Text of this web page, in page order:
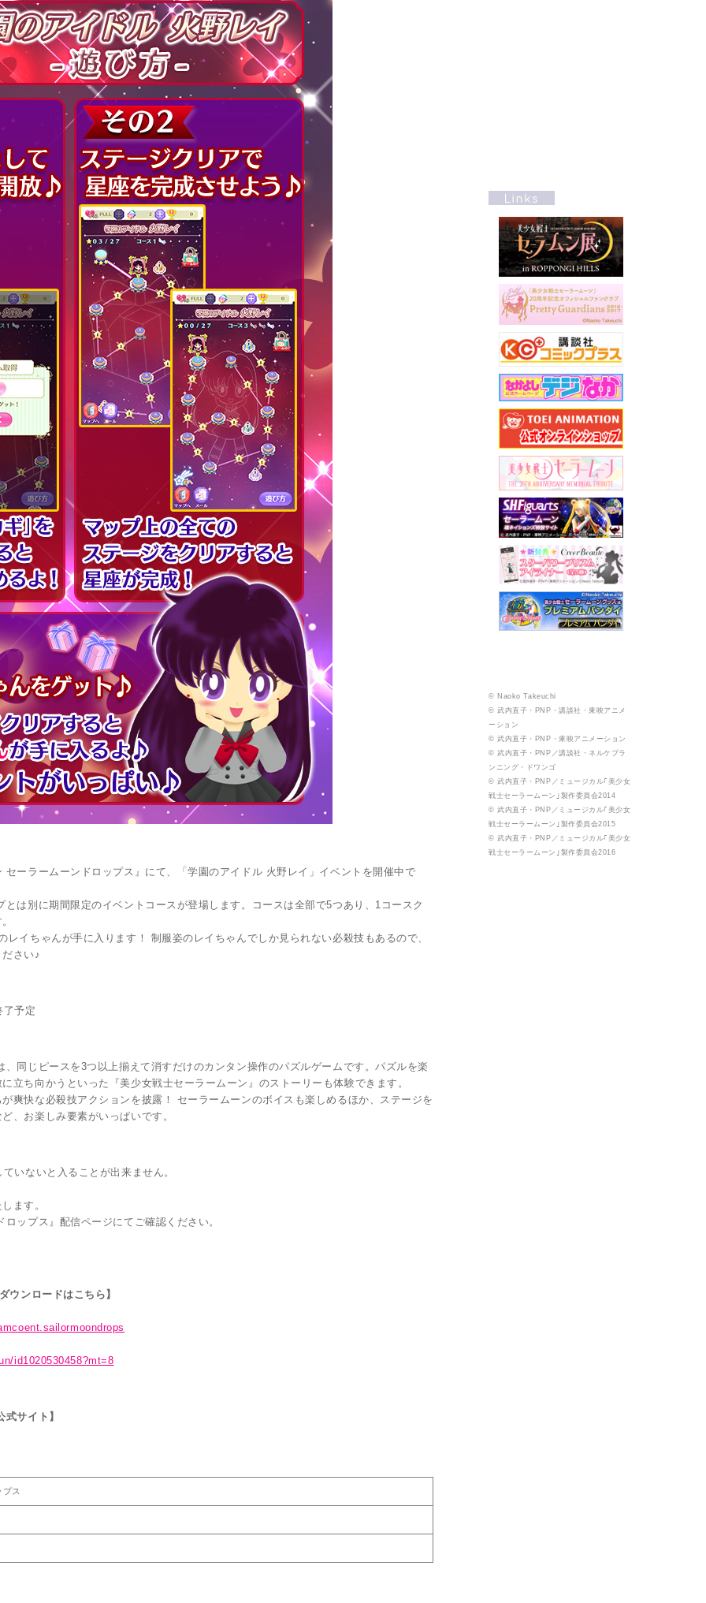
ーラームーンドロップス』にて、「学園のアイドル 火野レイ」イベントを開催中で
は別に期間限定のイベントコースが登場します。コースは全部で5つあり、1コースク
イちゃんが手に入ります！ 制服姿のレイちゃんでしか見られない必殺技もあるので、
さい♪
了予定
同じピースを3つ以上揃えて消すだけのカンタン操作のパズルゲームです。パズルを楽
立ち向かうといった『美少女戦士セーラームーン』のストーリーも体験できます。
爽快な必殺技アクションを披露！ セーラームーンのボイスも楽しめるほか、ステージを
、お楽しみ要素がいっぱいです。
いないと入ることが出来ません。
ます。
ップス』配信ページにてご確認ください。
ウンロードはこちら】
id1020530458?mt=8
サイト】
ス
© Naoko Takeuchi
© 武内直子・PNP・講談社・東映アニメ
ーション
© 武内直子・PNP・東映アニメーション
© 武内直子・PNP／講談社・ネルケプラ
ンニング・ドワンゴ
© 武内直子・PNP／ミュージカル｢美少女
戦士セーラームーン｣製作委員会2014
© 武内直子・PNP／ミュージカル｢美少女
戦士セーラームーン｣製作委員会2015
© 武内直子・PNP／ミュージカル｢美少女
戦士セーラームーン｣製作委員会2016